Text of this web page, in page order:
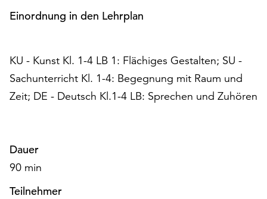
„Cookie-
Verfügung.
Funktionale
werden
Ihr
Einverständnis
weiterhin
ausgeführt.
Einordnung in den Lehrplan
KU - Kunst Kl. 1-4 LB 1: Flächiges Gestalten; SU -
Sachunterricht Kl. 1-4: Begegnung mit Raum und
Zeit; DE - Deutsch Kl.1-4 LB: Sprechen und Zuhören
Dauer
90 min
Teilnehmer